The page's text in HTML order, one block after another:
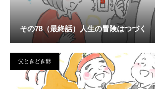
その78（最終話）人生の冒険はつづく
父ときどき爺